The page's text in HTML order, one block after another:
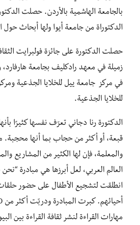
بالجامعة الهاشمية بالأردن. حصلت
الدكتوراة من جامعة أيوا ولها أبحاث حول
حصلت الدكتورة على جائزة فولبرايت
زميلة في معهد رادكليف بجامعة
في مركز جامعة ييل للخلايا الجذعية
للخلايا الجذعية.
الدكتورة رنا دجاني تعرّف نفسها كثيرًا
قبعة، أو أكثر من حجاب بما أنها محجبة.
والمعلمة، فإن لها الكثير من المشاريع
العالم العربي، لعل أبرزها هي مبادرة
انطلقت لتشجيع الأطفال على حضور
مهارات القراءة لنشر ثقافة القراءة بين